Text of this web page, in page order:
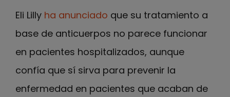
Eli Lilly ha anunciado que su tratamiento a
base de anticuerpos no parece funcionar
en pacientes hospitalizados, aunque
confía que sí sirva para prevenir la
enfermedad en pacientes que acaban de